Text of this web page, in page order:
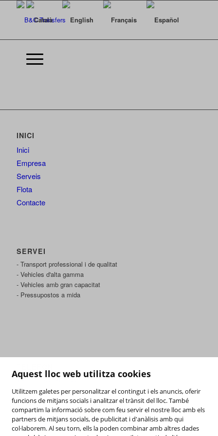
Aquest lloc web utilitza cookies
Utilitzem galetes per personalitzar el contingut i els anuncis, oferir
funcions de mitjans socials i analitzar el trànsit del lloc. També
compartim la informació sobre com feu servir el nostre lloc amb els
partners de mitjans socials, de publicitat i d'anàlisis amb qui
col·laborem. Al seu torn, ells la poden combinar amb altres dades
INICI
Inici
Empresa
Serveis
Flota
Contacte
SERVEI
- Transport professional i de qualitat
- Vehicles d'alta gamma
- Vehicles amb gran capacitat
- Pressupostos a mida
Tel: +34 972 96 33 22
EMAIL
comercial@becetransfers.com